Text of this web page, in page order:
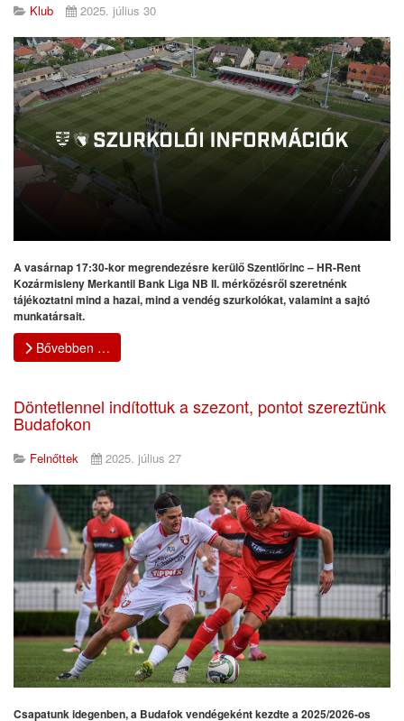
Klub 2025. július 30
A vasárnap 17:30-kor megrendezésre kerülő Szentlőrinc – HR-Rent
Kozármisleny Merkantil Bank Liga NB II. mérkőzésről szeretnénk
tájékoztatni mind a hazai, mind a vendég szurkolókat, valamint a sajtó
munkatársait.
Bővebben …
Döntetlennel indítottuk a szezont, pontot szereztünk
Budafokon
Felnőttek 2025. július 27
Csapatunk idegenben, a Budafok vendégeként kezdte a 2025/2026-os